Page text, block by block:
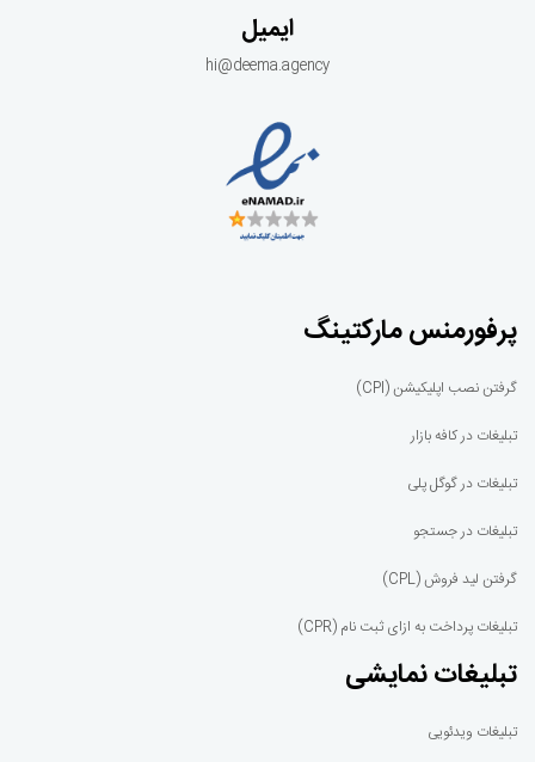
ایمیل
hi@deema.agency
پرفورمنس مارکتینگ
گرفتن نصب اپلیکیشن (CPI)
تبلیغات در کافه بازار
تبلیغات در گوگل پلی
تبلیغات در جستجو
گرفتن لید فروش (CPL)
تبلیغات پرداخت به ازای ثبت نام (CPR)
تبلیغات نمایشی
تبلیغات ویدئویی